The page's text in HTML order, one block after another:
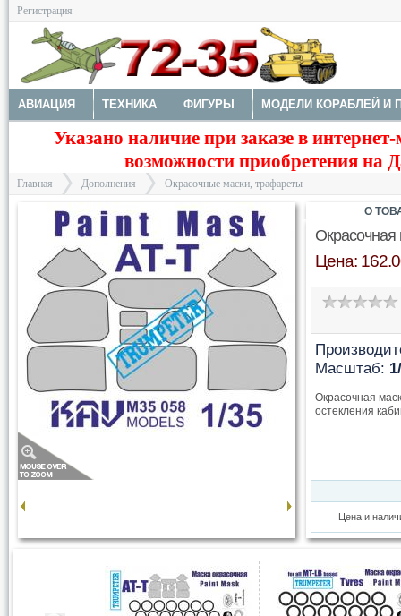
Регистрация
АВИАЦИЯ ТЕХНИКА ФИГУРЫ МОДЕЛИ КОРАБЛЕЙ И
ДОПОЛНЕНИЯ ДЕКАЛИ КОЛЕСА НАБОРЫ
КРАСКИ И ИНСТРУМЕНТЫ
Указано наличие при заказе в
возможности приобретения на
Главная
>
Дополнения
>
Окрасочные маски, трафареты
Окрасочная
Цена:
Масштаб:
Окрасочная
остекления
Цена и
О